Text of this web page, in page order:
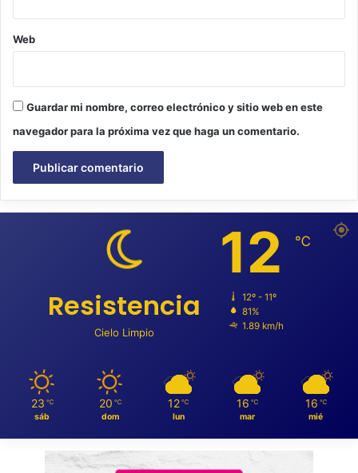
Web
Guardar mi nombre, correo electrónico y sitio web en este
navegador para la próxima vez que haga un comentario.
Resistencia
Cielo Limpio
12 ℃
12º - 11º
81%
1.89 km/h
23 ℃
sáb
20 ℃
dom
12 ℃
lun
16 ℃
mar
16 ℃
mié